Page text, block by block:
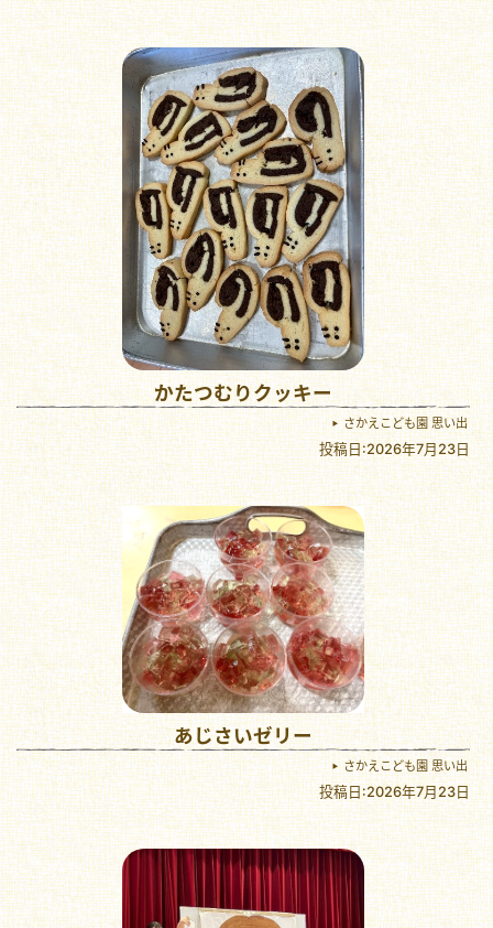
かたつむりクッキー
さかえこども園 思い出
投稿日:2026年7月23日
あじさいゼリー
さかえこども園 思い出
投稿日:2026年7月23日